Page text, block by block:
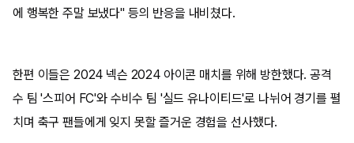
에 행복한 주말 보냈다" 등의 반응을 내비쳤다.
한편 이들은 2024 넥슨 2024 아이콘 매치를 위해 방한했다. 공격
수 팀 '스피어 FC'와 수비수 팀 '실드 유나이티드'로 나뉘어 경기를 펼
치며 축구 팬들에게 잊지 못할 즐거운 경험을 선사했다.